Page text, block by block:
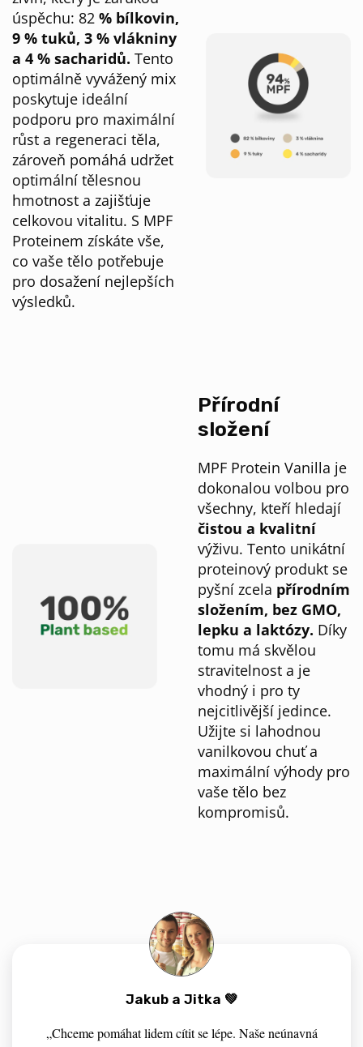
úspěchu: 82 % bílkovin,
9 % tuků, 3 % vlákniny
a 4 % sacharidů. Tento
optimálně vyvážený mix
poskytuje ideální
podporu pro maximální
růst a regeneraci těla,
zároveň pomáhá udržet
optimální tělesnou
hmotnost a zajišťuje
celkovou vitalitu. S MPF
Proteinem získáte vše,
co vaše tělo potřebuje
pro dosažení nejlepších
výsledků.
Přírodní
složení
MPF Protein Vanilla je
dokonalou volbou pro
všechny, kteří hledají
čistou a kvalitní
výživu. Tento unikátní
proteinový produkt se
pyšní zcela přírodním
složením, bez GMO,
lepku a laktózy. Díky
tomu má skvělou
stravitelnost a je
vhodný i pro ty
nejcitlivější jedince.
Užijte si lahodnou
vanilkovou chuť a
maximální výhody pro
vaše tělo bez
kompromisů.
Jakub a Jitka 💚
„Chceme pomáhat lidem cítit se lépe. Naše neúnavná